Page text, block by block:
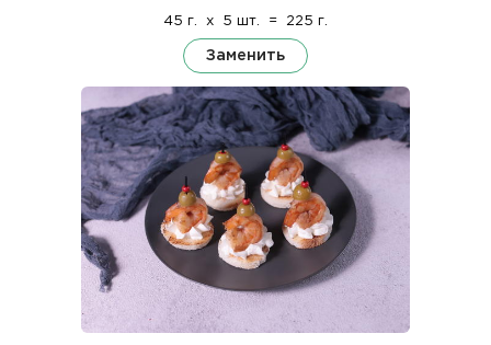
45 г. x 5 шт. = 225 г.
Заменить